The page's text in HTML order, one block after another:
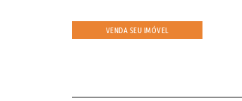
VENDA SEU IMÓVEL